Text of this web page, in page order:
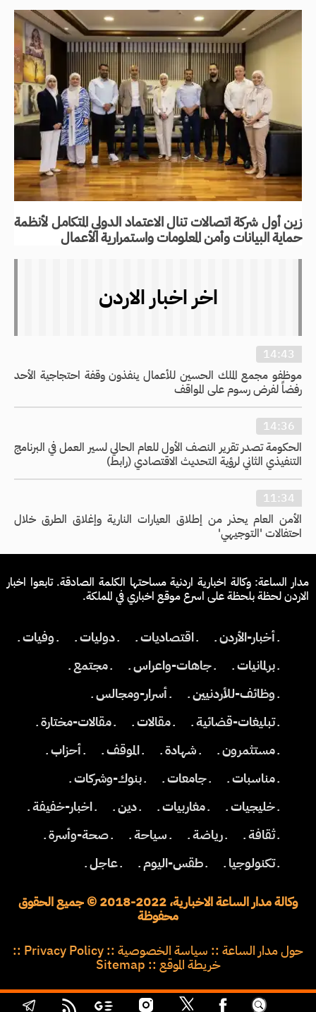
زين أول شركة اتصالات تنال الاعتماد الدولي المتكامل لأنظمة
حماية البيانات وأمن المعلومات واستمرارية الأعمال
اخر اخبار الاردن
14:43
موظفو مجمع الملك الحسين للأعمال ينفذون وقفة احتجاجية الأحد
رفضاً لفرض رسوم على المواقف
14:36
الحكومة تصدر تقرير النصف الأول للعام الحالي لسير العمل في البرنامج
التنفيذي الثاني لرؤية التحديث الاقتصادي (رابط)
11:34
الأمن العام يحذر من إطلاق العيارات النارية وإغلاق الطرق خلال
احتفالات 'التوجيهي'
مدار الساعة: وكالة اخبارية اردنية مساحتها الكلمة الصادقة. تابعوا اخبار
الاردن لحظة بلحظة على اسرع موقع اخباري في المملكة.
ـ أخبار-الأردن ـ ـ اقتصاديات ـ ـ دوليات ـ
ـ وفيات ـ
ـ برلمانيات ـ
ـ جاهات-واعراس ـ
ـ مجتمع ـ
ـ وظائف-للأردنيين ـ
ـ أسرار-ومجالس ـ
ـ تبليغات-قضائية ـ
ـ مقالات ـ
ـ مقالات-مختارة ـ
ـ مستثمرون ـ
ـ شهادة ـ ـ الموقف ـ
ـ أحزاب ـ
ـ مناسبات ـ
ـ جامعات ـ
ـ بنوك-وشركات ـ
ـ خليجيات ـ
ـ مغاربيات ـ ـ دين ـ
ـ اخبار-خفيفة ـ
ـ ثقافة ـ
ـ رياضة ـ ـ سياحة ـ
ـ صحة-وأسرة ـ
ـ تكنولوجيا ـ
ـ طقس-اليوم ـ ـ عاجل ـ
وكالة مدار الساعة الاخبارية، 2022-2018 © جميع الحقوق
محفوظة
حول مدار الساعة :: سياسة الخصوصية ::
Privacy Policy
::
خريطة الموقع ::
Sitemap